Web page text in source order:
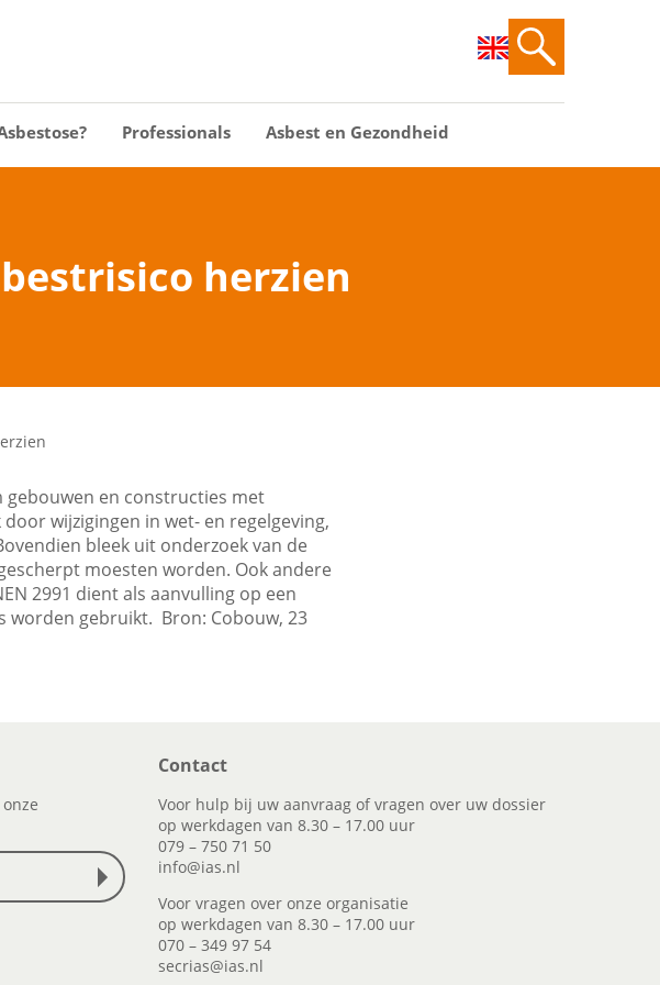
Professionals Asbest en Gezondheid
herzien
gebouwen en constructies met
wijzigingen in wet- en regelgeving,
bleek uit onderzoek van de
moesten worden. Ook andere
2991 dient als aanvulling op een
worden gebruikt. Bron: Cobouw, 23
Contact
Voor hulp bij uw aanvraag of vragen over uw dossier
op werkdagen van 8.30 – 17.00 uur
079 – 750 71 50
info@ias.nl
Voor vragen over onze organisatie
op werkdagen van 8.30 – 17.00 uur
070 – 349 97 54
secrias@ias.nl